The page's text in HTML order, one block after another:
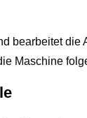
bearbeitet
Maschine